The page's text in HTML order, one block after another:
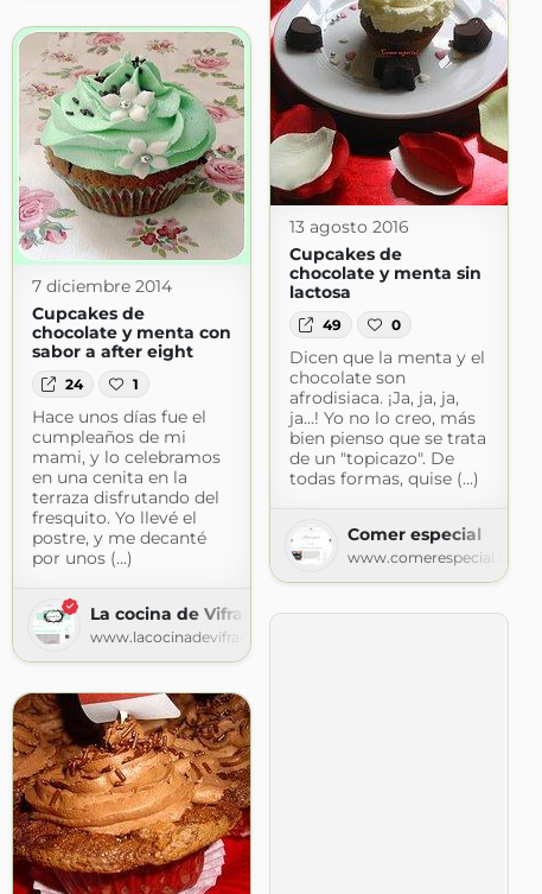
13 agosto 2016
Cupcakes de
chocolate y menta sin
lactosa
49 0
Dicen que la menta y el
chocolate son
afrodisiaca. ¡Ja, ja, ja,
ja...! Yo no lo creo, más
bien pienso que se trata
de un "topicazo". De
todas formas, quise (...)
Comer especial
www.comerespecial.com
7 diciembre 2014
Cupcakes de
chocolate y menta con
sabor a after eight
24 1
Hace unos días fue el
cumpleaños de mi
mami, y lo celebramos
en una cenita en la
terraza disfrutando del
fresquito. Yo llevé el
postre, y me decanté
por unos (...)
La cocina de Vifran
www.lacocinadevifran.com